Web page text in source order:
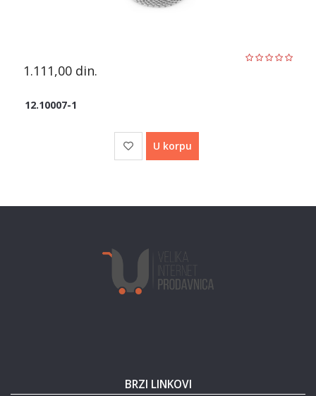
1.111,00 din.
12.10007-1
U korpu
BRZI LINKOVI